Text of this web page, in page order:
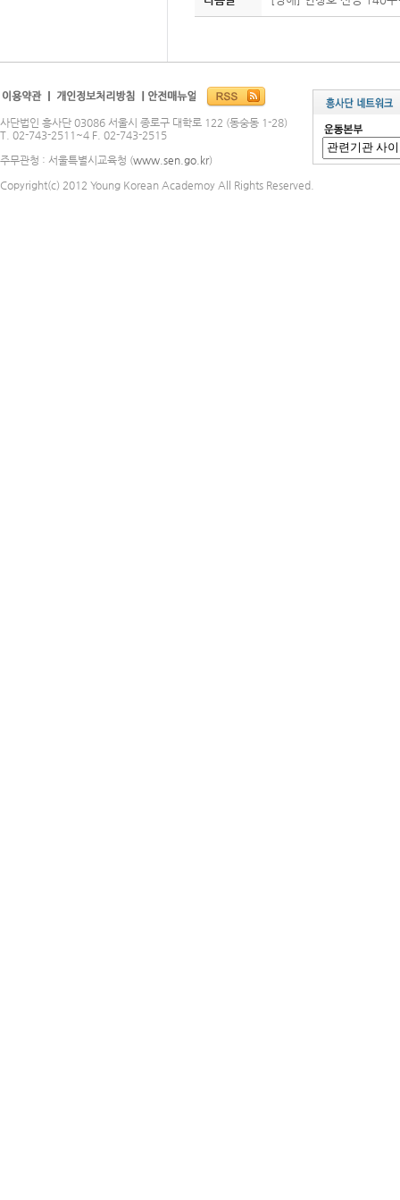
사단법인 흥사단 03086 서울시 종로구 대학로 122 (동숭동 1-28)
T. 02-743-2511~4 F. 02-743-2515
주무관청 : 서울특별시교육청 (www.sen.go.kr)
Copyright(c) 2012 Young Korean Academoy All Rights Reserved.